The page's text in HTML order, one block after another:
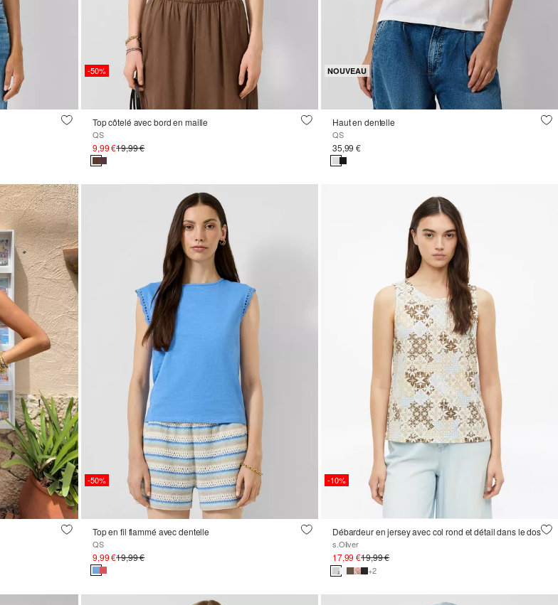
-50%
Top côtelé avec bord en maille
QS
9,99 €19,99 €
NOUVEAU
Haut en dentelle
QS
35,99 €
-50%
Top en fil flammé avec dentelle
QS
9,99 €19,99 €
-10%
Débardeur en jersey avec col rond et détail dans le dos
s.Oliver
17,99 €19,99 €
+2